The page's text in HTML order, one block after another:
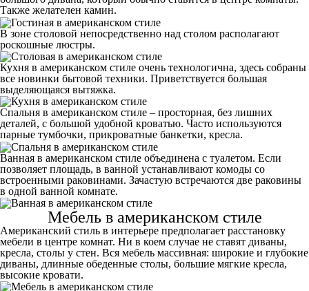
Также желателен камин.
В зоне столовой непосредственно над столом располагают
роскошные люстры.
Кухня в американском стиле очень технологична, здесь собраны
все новинки бытовой техники. Приветствуется большая
выделяющаяся вытяжка.
Спальня в американском стиле – просторная, без лишних
деталей, с большой удобной кроватью. Часто используются
парные тумбочки, прикроватные банкетки, кресла.
Ванная в американском стиле объединена с туалетом. Если
позволяет площадь, в ванной устанавливают комоды со
встроенными раковинами. Зачастую встречаются две раковины
в одной ванной комнате.
Мебель в американском стиле
Американский стиль в интерьере предполагает расстановку
мебели в центре комнат. Ни в коем случае не ставят диваны,
кресла, столы у стен. Вся мебель массивная: широкие и глубокие
диваны, длинные обеденные столы, большие мягкие кресла,
высокие кровати.